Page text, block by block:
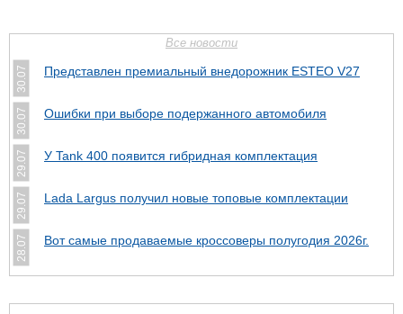
Все новости
30.07 Представлен премиальный внедорожник ESTEO V27
30.07 Ошибки при выборе подержанного автомобиля
29.07 У Tank 400 появится гибридная комплектация
29.07 Lada Largus получил новые топовые комплектации
28.07 Вот самые продаваемые кроссоверы полугодия 2026г.